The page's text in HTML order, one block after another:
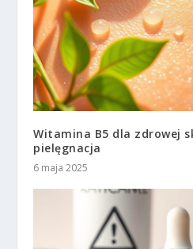
Witamina B5 dla zdrowej
pielęgnacja
6 maja 2025